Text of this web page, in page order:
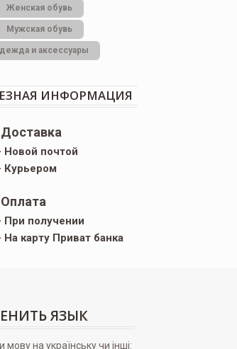
Женская обувь
Мужская обувь
и аксессуары
ИНФОРМАЦИЯ
Доставка
почтой
Курьером
Оплата
получении
карту Приват банка
ЯЗЫК
мову на українську чи інші: